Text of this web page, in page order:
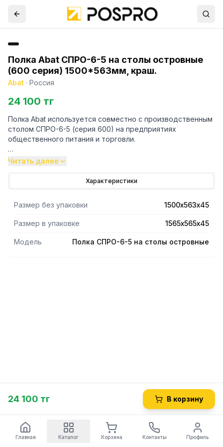
Полка Abat СПРО-6-5 на столы островные
(600 серия) 1500*563мм, краш.
Abat · Россия
24 100 тг
Полка Abat используется совместно с производственным
столом СПРО-6-5 (серия 600) на предприятиях
общественного питания и торговли.
- Конструкция выполнена из крашенной стали.
Читать далее
Характеристики
Размер без упаковки 1500х563х45
Размер в упаковке 1565х565х45
Модель Полка СПРО-6-5 на столы островные
24 100 тг В корзину
Главная Каталог Корзина Контакты Профиль